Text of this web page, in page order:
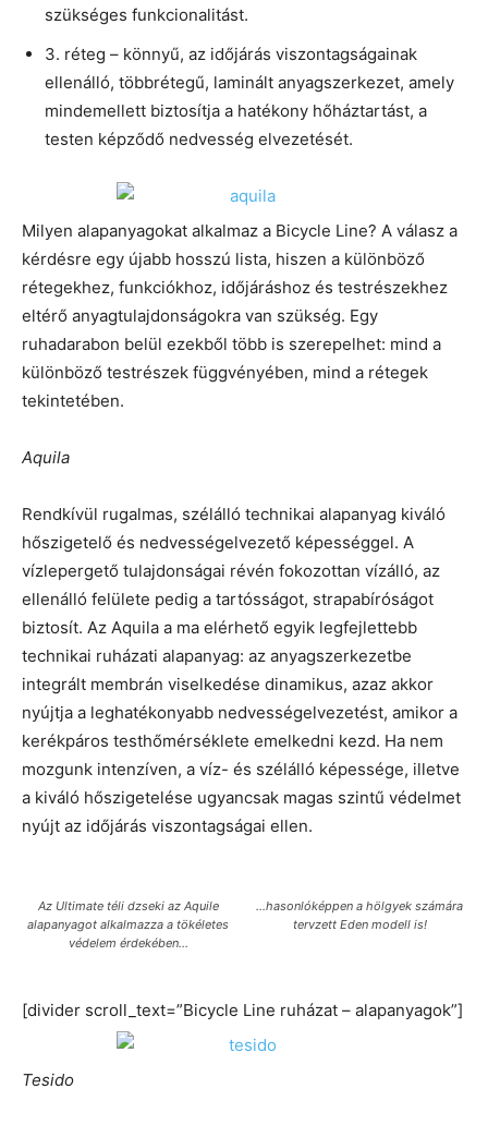
szükséges funkcionalitást.
3. réteg – könnyű, az időjárás viszontagságainak
ellenálló, többrétegű, laminált anyagszerkezet, amely
mindemellett biztosítja a hatékony hőháztartást, a
testen képződő nedvesség elvezetését.
Milyen alapanyagokat alkalmaz a Bicycle Line? A válasz a
kérdésre egy újabb hosszú lista, hiszen a különböző
rétegekhez, funkciókhoz, időjáráshoz és testrészekhez
eltérő anyagtulajdonságokra van szükség. Egy
ruhadarabon belül ezekből több is szerepelhet: mind a
különböző testrészek függvényében, mind a rétegek
tekintetében.
Aquila
Rendkívül rugalmas, szélálló technikai alapanyag kiváló
hőszigetelő és nedvességelvezető képességgel. A
vízlepergető tulajdonságai révén fokozottan vízálló, az
ellenálló felülete pedig a tartósságot, strapabíróságot
biztosít. Az Aquila a ma elérhető egyik legfejlettebb
technikai ruházati alapanyag: az anyagszerkezetbe
integrált membrán viselkedése dinamikus, azaz akkor
nyújtja a leghatékonyabb nedvességelvezetést, amikor a
kerékpáros testhőmérséklete emelkedni kezd. Ha nem
mozgunk intenzíven, a víz- és szélálló képessége, illetve
a kiváló hőszigetelése ugyancsak magas szintű védelmet
nyújt az időjárás viszontagságai ellen.
Az Ultimate téli dzseki az Aquile
alapanyagot alkalmazza a tökéletes
védelem érdekében…
…hasonlóképpen a hölgyek számára
tervzett Eden modell is!
[divider scroll_text=”Bicycle Line ruházat – alapanyagok”]
Tesido